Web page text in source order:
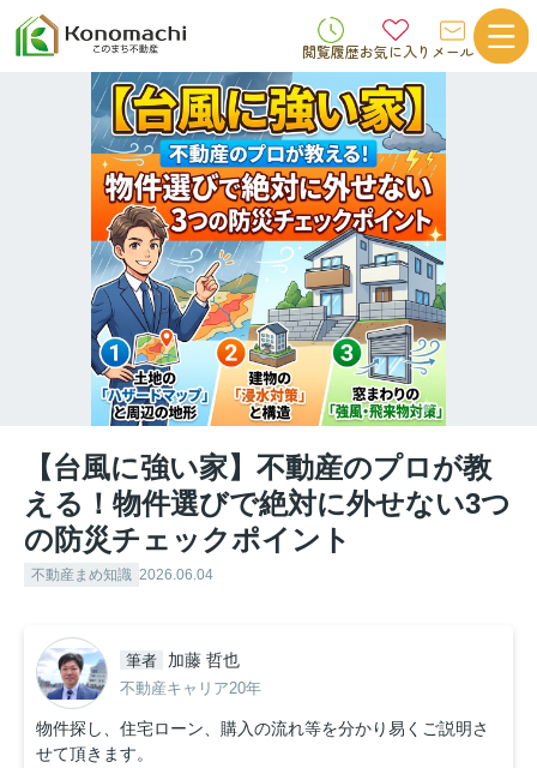
閲覧履歴お気に入り メール
【台風に強い家】不動産のプロが教
える！物件選びで絶対に外せない3つ
の防災チェックポイント
不動産まめ知識 2026.06.04
筆者 加藤 哲也
不動産キャリア20年
物件探し、住宅ローン、購入の流れ等を分かり易くご説明さ
せて頂きます。